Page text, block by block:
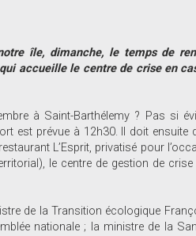
île, dimanche, le temps de
accueille le centre de crise en
à Saint-Barthélemy ? Pas si
est prévue à 12h30. Il doit ensuite
L’Esprit, privatisé pour
le centre de gestion de
de la Transition écologique
nationale ; la ministre de la